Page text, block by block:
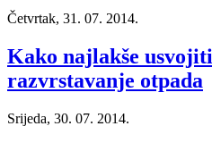
Četvrtak, 31. 07. 2014.
Kako najlakše
razvrstavanje otpada
Srijeda, 30. 07. 2014.